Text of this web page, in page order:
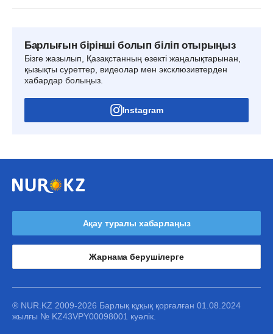
Барлығын бірінші болып біліп отырыңыз
Бізге жазылып, Қазақстанның өзекті жаңалықтарынан,
қызықты суреттер, видеолар мен эксклюзивтерден
хабардар болыңыз.
Instagram
Ақау туралы хабарлаңыз
Жарнама берушілерге
® NUR.KZ 2009-2026 Барлық құқық қорғалған 01.08.2024
жылғы № KZ43VPY00098001 куәлік.